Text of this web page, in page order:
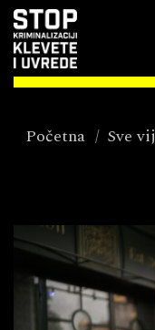
Početna / Sve